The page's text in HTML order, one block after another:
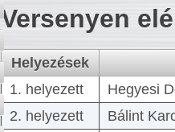
Versenyen
Helyezések
1. helyezett
Hegyesi
2. helyezett
Bálint